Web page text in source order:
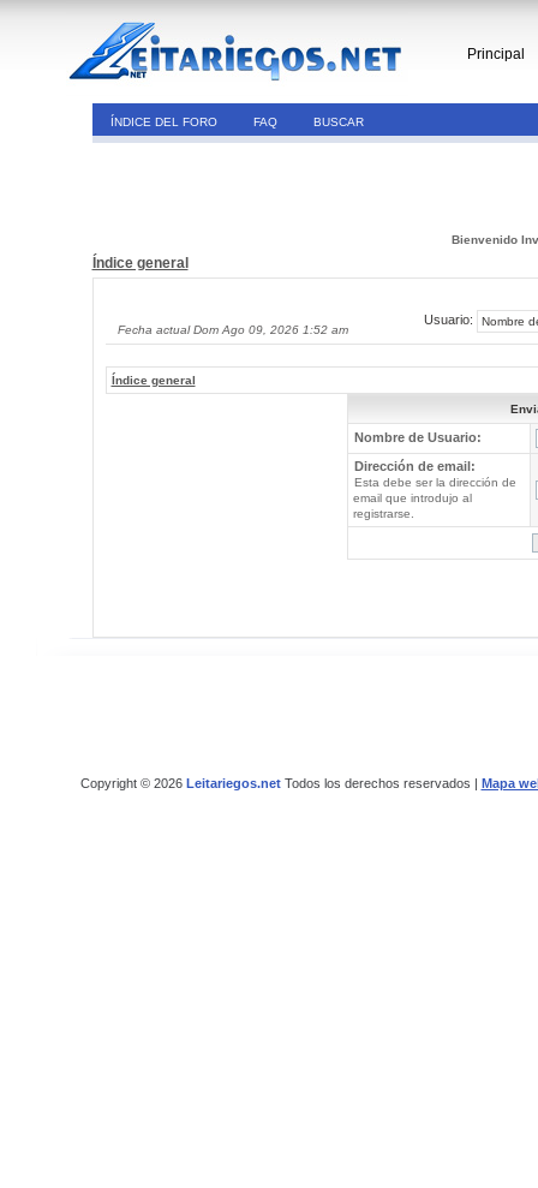
Principal
ÍNDICE DEL FORO FAQ BUSCAR
Bienvenido
Índice general
Fecha actual Dom Ago 09, 2026 1:52 am
Usuario:
Índice general
Nombre de Usuario:
Dirección de email:
Esta debe ser la dirección de
email que introdujo al
registrarse.
Copyright © 2026 Leitariegos.netTodos los derechos reservados | Mapa